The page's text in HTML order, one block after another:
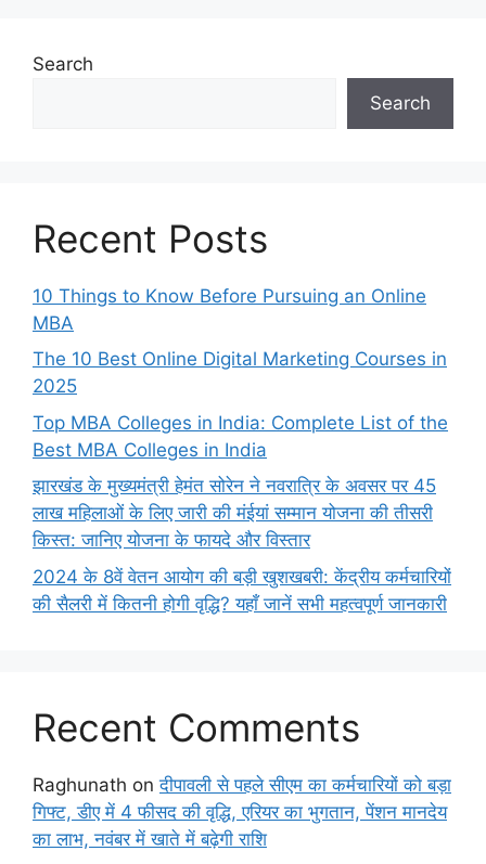
Search
Search
Recent Posts
10 Things to Know Before Pursuing an Online
MBA
The 10 Best Online Digital Marketing Courses in
2025
Top MBA Colleges in India: Complete List of the
Best MBA Colleges in India
झारखंड के मुख्यमंत्री हेमंत सोरेन ने नवरात्रि के अवसर पर 45
लाख महिलाओं के लिए जारी की मंईयां सम्मान योजना की तीसरी
किस्त: जानिए योजना के फायदे और विस्तार
2024 के 8वें वेतन आयोग की बड़ी खुशखबरी: केंद्रीय कर्मचारियों
की सैलरी में कितनी होगी वृद्धि? यहाँ जानें सभी महत्वपूर्ण जानकारी
Recent Comments
Raghunath onदीपावली से पहले सीएम का कर्मचारियों को बड़ा
गिफ्ट, डीए में 4 फीसद की वृद्धि, एरियर का भुगतान, पेंशन मानदेय
का लाभ, नवंबर में खाते में बढ़ेगी राशि